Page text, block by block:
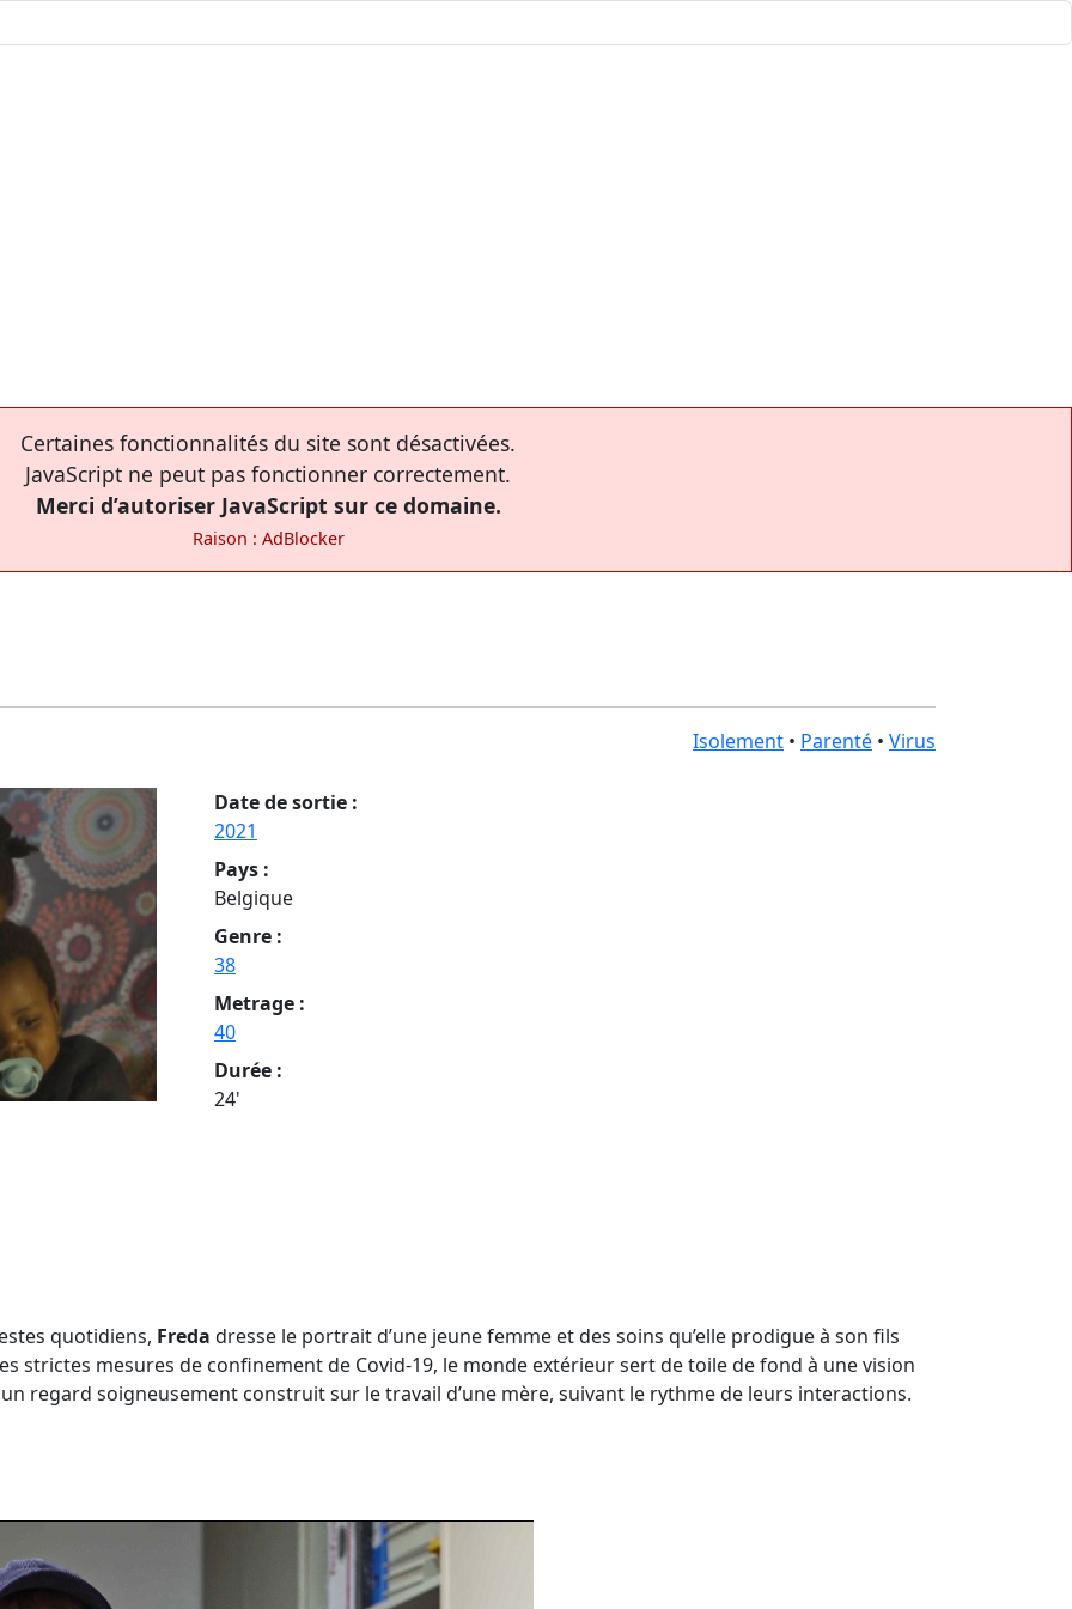
Certaines fonctionnalités du site sont désactivées.
JavaScript ne peut pas fonctionner correctement.
Merci d’autoriser JavaScript sur ce domaine.
Raison : AdBlocker
Isolement • Parenté • Virus
Date de sortie :
2021
Pays :
Belgique
Genre :
38
Metrage :
40
Durée :
24'
quotidiens, Freda dresse le portrait d’une jeune femme et des soins qu’elle prodigue à son fils
strictes mesures de confinement de Covid-19, le monde extérieur sert de toile de fond à une vision
regard soigneusement construit sur le travail d’une mère, suivant le rythme de leurs interactions.